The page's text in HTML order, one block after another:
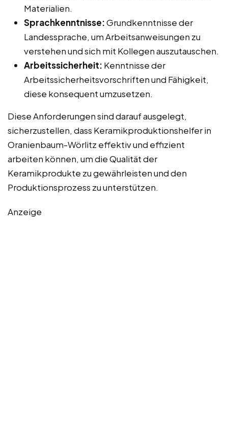
Materialien.
Sprachkenntnisse:Grundkenntnisse der
Landessprache, um Arbeitsanweisungen zu
verstehen und sich mit Kollegen auszutauschen.
Arbeitssicherheit: Kenntnisse der
Arbeitssicherheitsvorschriften und Fähigkeit,
diese konsequent umzusetzen.
Diese Anforderungen sind darauf ausgelegt,
sicherzustellen, dass Keramikproduktionshelfer in
Oranienbaum-Wörlitz effektiv und effizient
arbeiten können, um die Qualität der
Keramikprodukte zu gewährleisten und den
Produktionsprozess zu unterstützen.
Anzeige